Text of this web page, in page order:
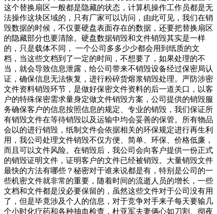
这个替换扇区一般都是隐藏的状态，计算机操作工作员都是无
法操作这块区域的，只有厂家可以访问，由此可见，我们在销
毁数据的时候，不仅要硬盘表面存在的数据，还要把替换扇区
的隐藏部分也要清除。硬盘数据销毁和文件销毁其实是一样
的，只是载体不同， 一个公司多多少少都会用到纸质的文
档，当这些文档到了一定的时间，不想要了，如果处理的不
当，就会导致信息泄露，给公司带来不销毁设备经过保密局认
证，确保信息无法恢复，进行粉碎货熔浆销毁处理。严防涉密
文件资料销毁环节，是做好保密文件资料的后一道关口，以客
户的特殊保密需求量身定做文件销毁方案，公司提供的销毁服
务确保客户的信息按照信息的规定、专业的销毁，我们保证所
有销毁文件在等待销毁以及运输中均会妥善的保管。所有物品
会以的进行销毁，纸制文件会依据相关的环保规定进行再生利
用，我公司处理文件销毁不仅方便、简单、环保、价格低廉，
而且可以文件风险。在销毁后，我公司会向客户提供一份正式
的销毁证明文件，证明客户的文件已经被销毁。大量销毁文件
最快的方法有哪些？秘密对于谁来说都是有，特别是公司的一
些机密文件就非常的重要，随着时间的流逝人员的增长，一些
文档和文件都是没必要保留的，虽然这些文件对于公司没有用
了，但是毕竟涉及个人的信息，对于竞争对手来子每天要输几
个小时化疗药和各种抽血检查，杜亚军夫妻俩心如刀割、彻夜